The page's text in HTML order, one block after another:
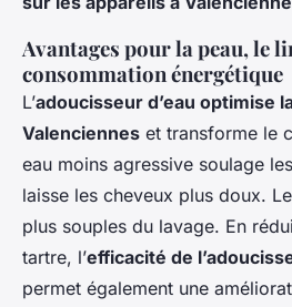
Avantages pour la peau, le
consommation énergétique
L’adoucisseur d’eau optimise
Valenciennes et transforme le
eau moins agressive soulage
laisse les cheveux plus doux.
plus souples du lavage. En
tartre, l’efficacité de
permet également une